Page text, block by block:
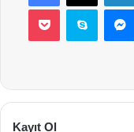
Pocket Skype
Kayıt Ol